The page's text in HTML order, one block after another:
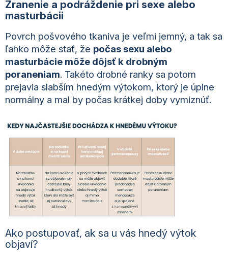
Zranenie a podráždenie pri sexe alebo
masturbácii
Povrch pošvového tkaniva je veľmi jemný, a tak sa
ľahko môže stať, že počas sexu alebo
masturbácie môže dôjsť k drobným
poraneniam. Takéto drobné ranky sa potom
prejavia slabším hnedým výtokom, ktorý je úplne
normálny a mal by počas krátkej doby vymiznúť.
Ako postupovať, ak sa u vás hnedý výtok
objaví?